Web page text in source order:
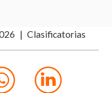
Clasificatorias